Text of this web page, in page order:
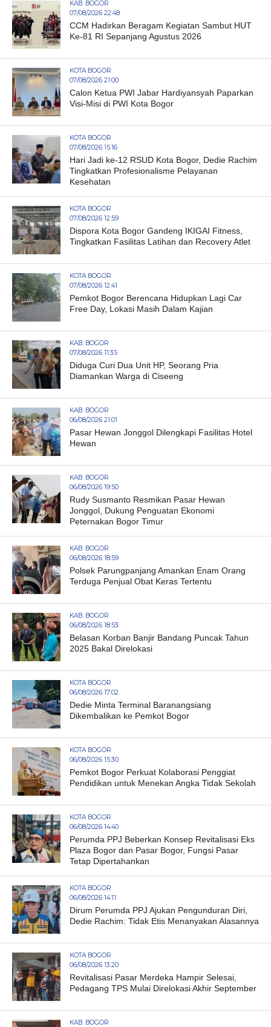
KAB. BOGOR
07/08/2026 22:48
CCM Hadirkan Beragam Kegiatan Sambut HUT
Ke-81 RI Sepanjang Agustus 2026
KOTA BOGOR
07/08/2026 21:00
Calon Ketua PWI Jabar Hardiyansyah Paparkan
Visi-Misi di PWI Kota Bogor
KOTA BOGOR
07/08/2026 15:16
Hari Jadi ke-12 RSUD Kota Bogor, Dedie Rachim
Tingkatkan Profesionalisme Pelayanan
Kesehatan
KOTA BOGOR
07/08/2026 12:59
Dispora Kota Bogor Gandeng IKIGAI Fitness,
Tingkatkan Fasilitas Latihan dan Recovery Atlet
KOTA BOGOR
07/08/2026 12:41
Pemkot Bogor Berencana Hidupkan Lagi Car
Free Day, Lokasi Masih Dalam Kajian
KAB. BOGOR
07/08/2026 11:35
Diduga Curi Dua Unit HP, Seorang Pria
Diamankan Warga di Ciseeng
KAB. BOGOR
06/08/2026 21:01
Pasar Hewan Jonggol Dilengkapi Fasilitas Hotel
Hewan
KAB. BOGOR
06/08/2026 19:50
Rudy Susmanto Resmikan Pasar Hewan
Jonggol, Dukung Penguatan Ekonomi
Peternakan Bogor Timur
KAB. BOGOR
06/08/2026 18:59
Polsek Parungpanjang Amankan Enam Orang
Terduga Penjual Obat Keras Tertentu
KAB. BOGOR
06/08/2026 18:53
Belasan Korban Banjir Bandang Puncak Tahun
2025 Bakal Direlokasi
KOTA BOGOR
06/08/2026 17:02
Dedie Minta Terminal Baranangsiang
Dikembalikan ke Pemkot Bogor
KOTA BOGOR
06/08/2026 15:30
Pemkot Bogor Perkuat Kolaborasi Penggiat
Pendidikan untuk Menekan Angka Tidak Sekolah
KOTA BOGOR
06/08/2026 14:40
Perumda PPJ Beberkan Konsep Revitalisasi Eks
Plaza Bogor dan Pasar Bogor, Fungsi Pasar
Tetap Dipertahankan
KOTA BOGOR
06/08/2026 14:11
Dirum Perumda PPJ Ajukan Pengunduran Diri,
Dedie Rachim: Tidak Etis Menanyakan Alasannya
KOTA BOGOR
06/08/2026 13:20
Revitalisasi Pasar Merdeka Hampir Selesai,
Pedagang TPS Mulai Direlokasi Akhir September
KAB. BOGOR